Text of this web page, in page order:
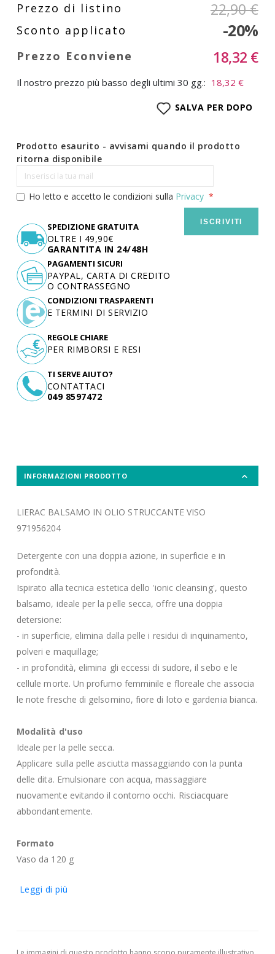
22,90 €
-20%
18,32 €
Il nostro prezzo più basso degli ultimi 30 gg.: 18,32 €
SALVA PER DOPO
Prodotto esaurito - avvisami quando il prodotto
ritorna disponibile
Ho letto e accetto le condizioni sulla Privacy
ISCRIVITI
SPEDIZIONE GRATUITA
OLTRE I 49,90€
GARANTITA IN 24/48H
TI SERVE AIUTO?
CONTATTACI
049 8597472
PAGAMENTI SICURI
PAYPAL, CARTA DI CREDITO
O CONTRASSEGNO
CONDIZIONI TRASPARENTI
E TERMINI DI SERVIZIO
REGOLE CHIARE
PER RIMBORSI E RESI
INFORMAZIONI PRODOTTO
LIERAC BALSAMO IN OLIO STRUCCANTE VISO
971956204
Detergente con una doppia azione, in superficie e in
profondità.
Ispirato alla tecnica estetica dello 'ionic cleansing', questo
balsamo, ideale per la pelle secca, offre una doppia
detersione:
- in superficie, elimina dalla pelle i residui di inquinamento,
polveri e maquillage;
- in profondità, elimina gli eccessi di sudore, il sebo e le
cellule morte. Un profumo femminile e floreale che associa
le note fresche di gelsomino, fiore di loto e gardenia bianca.
Modalità d'uso
Ideale per la pelle secca.
Applicare sulla pelle asciutta massaggiando con la punta
delle dita. Emulsionare con acqua, massaggiare
nuovamente evitando il contorno occhi. Risciacquare
abbondantemente.
Formato
Vaso da 120 g
Leggi di più